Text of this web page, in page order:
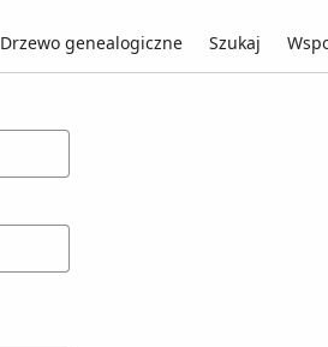
Drzewo genealogiczne Szukaj